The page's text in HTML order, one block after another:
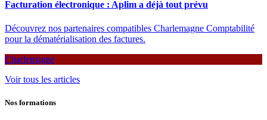
Facturation électronique : Aplim a déjà tout prévu
Découvrez nos partenaires compatibles Charlemagne Comptabilité
pour la dématérialisation des factures.
Charlemagne
Voir tous les articles
Nos formations